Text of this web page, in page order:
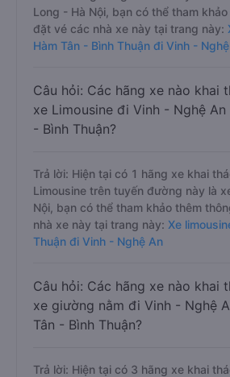
Long - Hà Nội, bạn có thể tham
đặt vé các nhà xe này tại trang này:
Hàm Tân - Bình Thuận đi Vinh -
Câu hỏi: Các hãng xe nào khai
xe Limousine đi Vinh - Nghệ An
- Bình Thuận?
Trả lời: Hiện tại có 1 hãng xe khai
Limousine trên tuyến đường này là
Nội, bạn có thể tham khảo thêm
nhà xe này tại trang này: Xe
Thuận đi Vinh - Nghệ An
Câu hỏi: Các hãng xe nào khai
xe giường nằm đi Vinh - Nghệ
Tân - Bình Thuận?
Trả lời: Hiện tại có 3 hãng xe khai